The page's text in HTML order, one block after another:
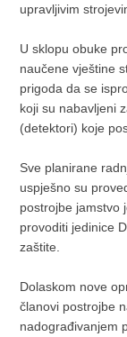
upravljivim
U sklopu obuke
naučene vještine
prigoda da se
koji su nabavljeni
(detektori) koje
Sve planirane
uspješno su
postrojbe jamstvo
provoditi jedinice
zaštite.
Dolaskom nove
članovi postrojbe
nadograđivanjem